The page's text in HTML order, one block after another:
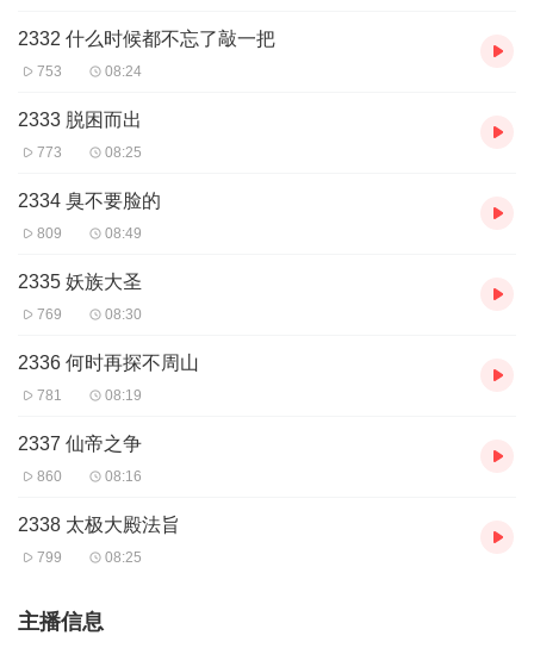
2332 什么时候都不忘了敲一把
753 08:24
2333 脱困而出
773 08:25
2334 臭不要脸的
809 08:49
2335 妖族大圣
769 08:30
2336 何时再探不周山
781 08:19
2337 仙帝之争
860 08:16
2338 太极大殿法旨
799 08:25
主播信息